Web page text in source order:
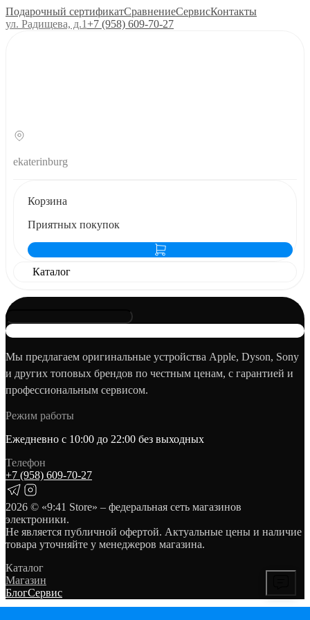
Подарочный сертификатСравнениеСервисКонтакты
ул. Радищева, д.1+7 (958) 609‑70‑27
ekaterinburg
Корзина
Приятных покупок
Каталог
Мы предлагаем оригинальные устройства Apple, Dyson, Sony
и других топовых брендов по честным ценам, с гарантией и
профессиональным сервисом.
Режим работы
Ежедневно с 10:00 до 22:00 без выходных
Телефон
+7 (958) 609‑70‑27
2026 © «9:41 Store» – федеральная сеть магазинов
электроники.
Не является публичной офертой. Актуальные цены и наличие
товара уточняйте у менеджеров магазина.
Каталог
Магазин
БлогСервис